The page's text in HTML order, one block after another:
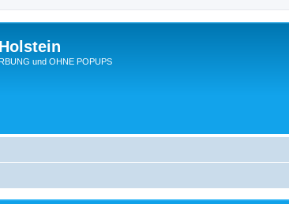
und OHNE POPUPS